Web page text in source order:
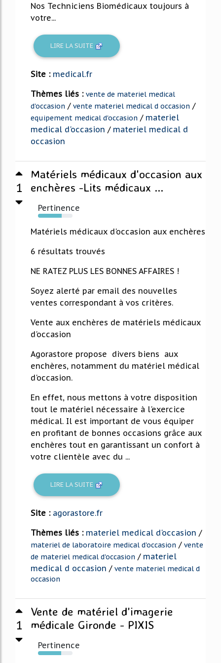
Nos Techniciens Biomédicaux toujours à
votre...
LIRE LA SUITE
Site : medical.fr
Thèmes liés : vente de materiel medical
d'occasion / vente materiel medical d occasion /
equipement medical d'occasion / materiel
medical d'occasion / materiel medical d
occasion
1
Matériels médicaux d'occasion aux
enchères -Lits médicaux ...
Pertinence
69%
Matériels médicaux d'occasion aux enchères
6 résultats trouvés
NE RATEZ PLUS LES BONNES AFFAIRES !
Soyez alerté par email des nouvelles
ventes correspondant à vos critères.
Vente aux enchères de matériels médicaux
d'occasion
Agorastore propose divers biens aux
enchères, notamment du matériel médical
d'occasion.
En effet, nous mettons à votre disposition
tout le matériel nécessaire à l'exercice
médical. Il est important de vous équiper
en profitant de bonnes occasions grâce aux
enchères tout en garantissant un confort à
votre clientèle avec du ...
LIRE LA SUITE
Site : agorastore.fr
Thèmes liés : materiel medical d'occasion /
materiel de laboratoire medical d'occasion / vente
de materiel medical d'occasion / materiel
medical d occasion / vente materiel medical d
occasion
1
Vente de matériel d'imagerie
médicale Gironde - PIXIS
Pertinence
67%